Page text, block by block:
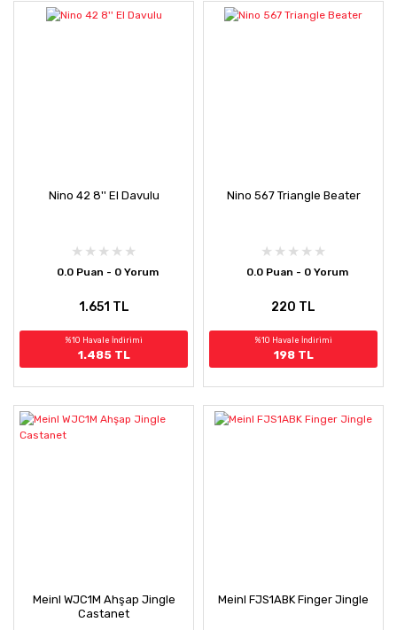
Nino 42 8'' El Davulu
0.0 Puan - 0 Yorum
1.651 TL
%10 Havale İndirimi
1.485 TL
Nino 567 Triangle Beater
0.0 Puan - 0 Yorum
220 TL
%10 Havale İndirimi
198 TL
Meinl WJC1M Ahşap Jingle
Castanet
Meinl FJS1ABK Finger Jingle